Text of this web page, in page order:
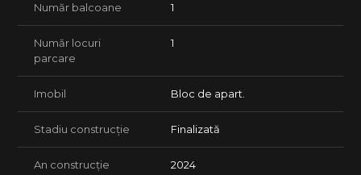
Număr balcoane 1
Număr locuri
parcare
1
Imobil Bloc de apart.
Stadiu construcție Finalizată
An construcție 2024